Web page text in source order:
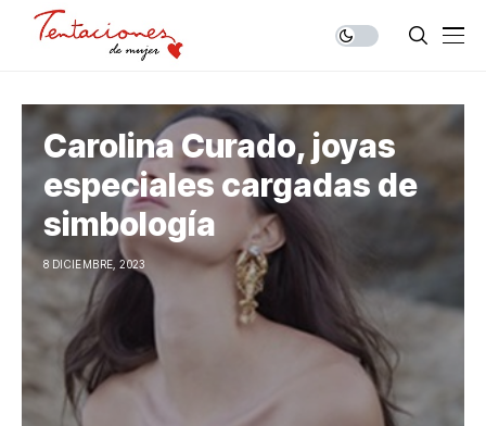
Carolina Curado, joyas
especiales cargadas de
simbología
8 DICIEMBRE, 2023